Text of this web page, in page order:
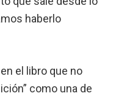
haberlo
el libro que no
como una de